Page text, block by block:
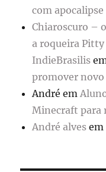
com
Chiaroscuro –
a roqueira
IndieBrasilis
promover
André em
Minecraft para
André alves em